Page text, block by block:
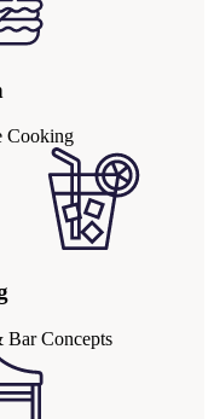
Cooking
Bar Concepts